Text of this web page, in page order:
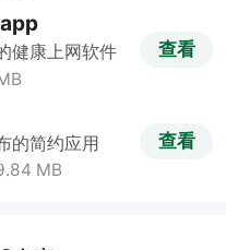
健康上网软件
查看
的简约应用
MB
查看